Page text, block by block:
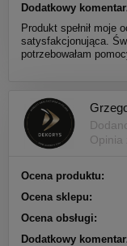
Dodatkowy
Produkt spełnił moje
satysfakcjonująca.
potrzebowałam
Opinia
Ocena produktu:
Ocena sklepu:
Ocena obsługi:
Dodatkowy